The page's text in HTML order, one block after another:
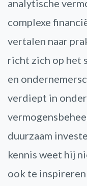
analytische
complexe
vertalen naar
richt zich op het
en
verdiept in
duurzaam
kennis weet hij
ook te